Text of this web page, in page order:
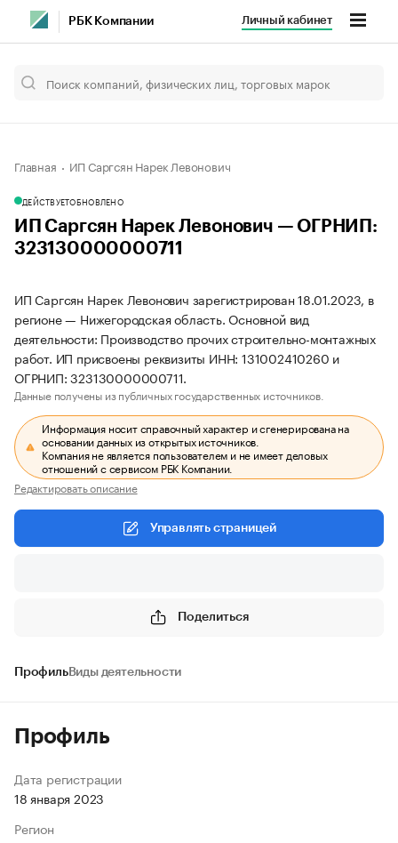
РБК Компании Личный кабинет
Главная ИП Саргсян Нарек Левонович
ДЕЙСТВУЕТОБНОВЛЕНО
ИП Саргсян Нарек Левонович — ОГРНИП:
323130000000711
ИП Саргсян Нарек Левонович зарегистрирован 18.01.2023, в
регионе — Нижегородская область. Основной вид
деятельности: Производство прочих строительно-монтажных
работ. ИП присвоены реквизиты ИНН: 131002410260 и
ОГРНИП: 323130000000711.
Данные получены из публичных государственных источников.
Информация носит справочный характер и сгенерирована на
основании данных из открытых источников.
Компания не является пользователем и не имеет деловых
отношений с сервисом РБК Компании.
Редактировать описание
Управлять страницей
Поделиться
ПрофильВиды деятельности
Профиль
Дата регистрации
18 января 2023
Регион